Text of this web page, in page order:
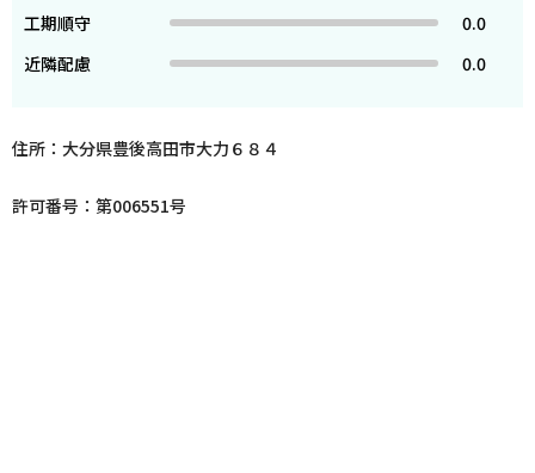
工期順守
0.0
近隣配慮
0.0
住所：大分県豊後高田市大力６８４
許可番号：第006551号